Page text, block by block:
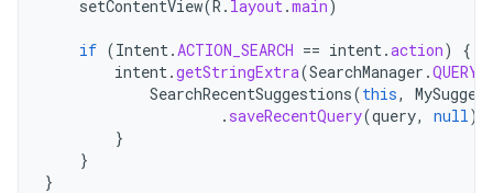
setContentView( R . layout.main )
if (Intent.ACTION_SEARCH == intent.action)
{
intent.getStringExtra(SearchManager .QUERY
SearchRecentSuggestions(this,
. saveRecentQuery(query, null)
}
}
}